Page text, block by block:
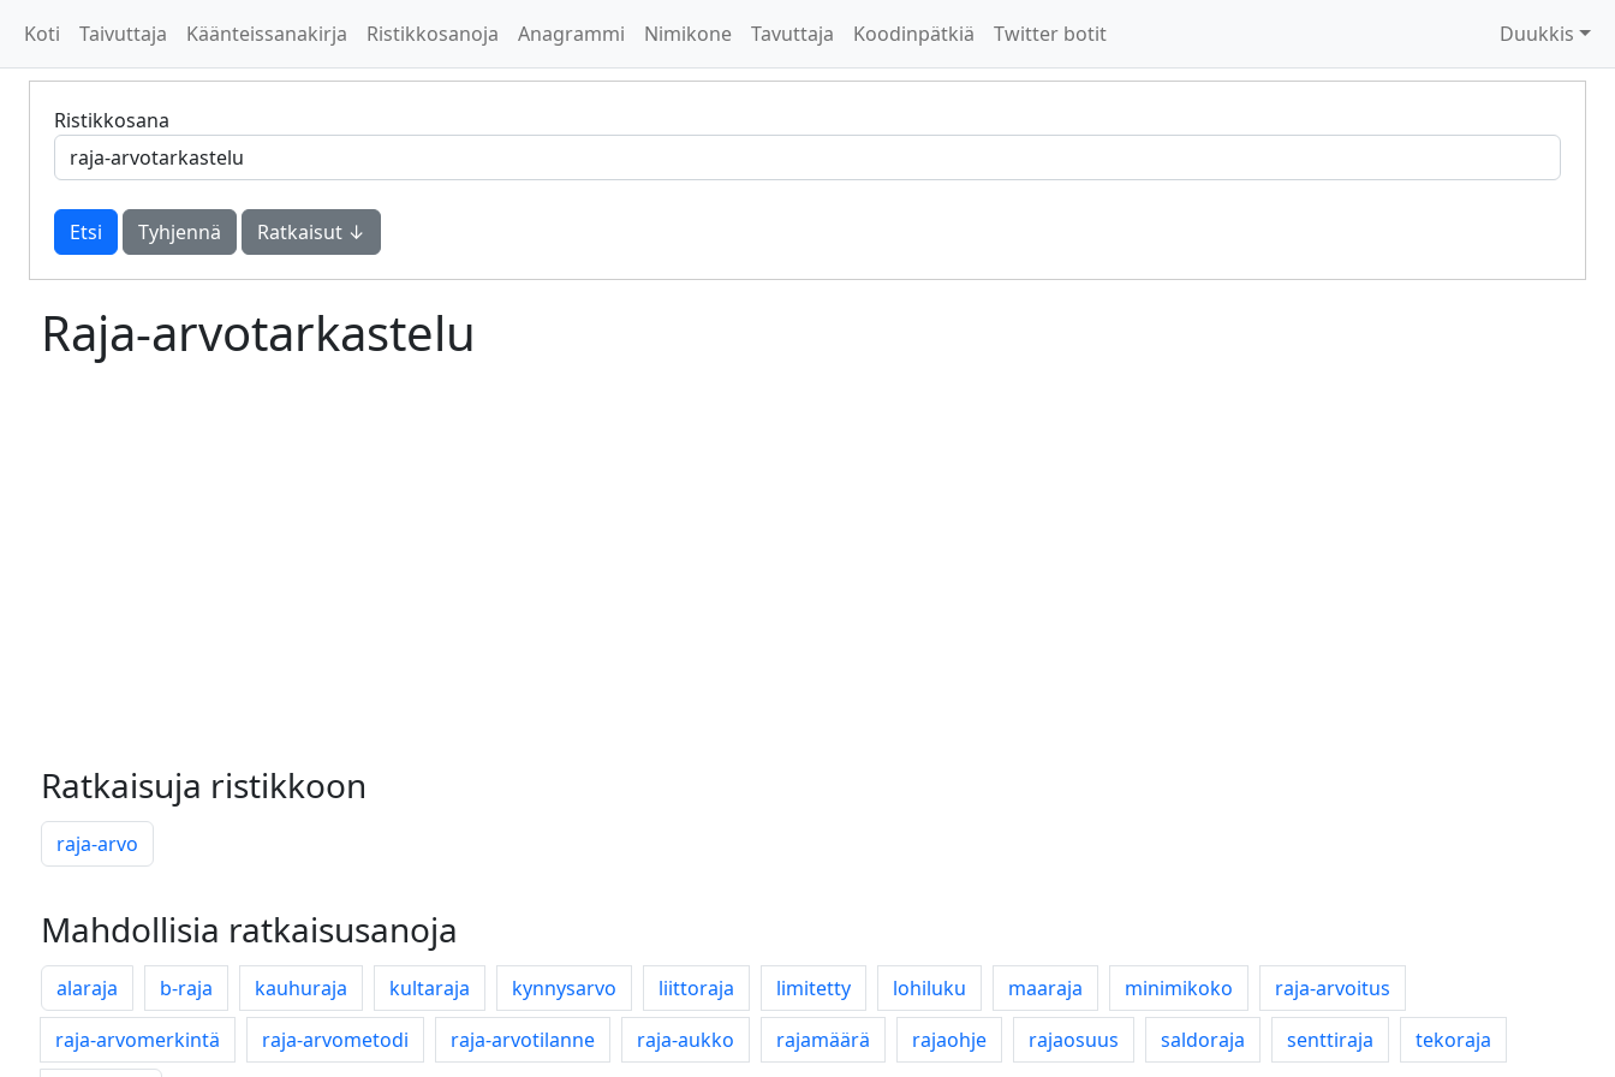
Koti Taivuttaja Käänteissanakirja Ristikkosanoja Anagrammi Nimikone Tavuttaja Koodinpätkiä Twitter botit Duukkis
Ristikkosana
Tyhjennä Ratkaisut ↓
Raja-arvotarkastelu
Ratkaisuja ristikkoon
raja-arvo
Mahdollisia ratkaisusanoja
alaraja b-raja kauhuraja kultaraja kynnysarvo liittoraja limitetty lohiluku maaraja minimikoko
raja-arvoitus
raja-arvomerkintä
raja-arvometodi raja-arvotilanne raja-aukko rajamäärä rajaohje rajaosuus saldoraja senttiraja tekoraja